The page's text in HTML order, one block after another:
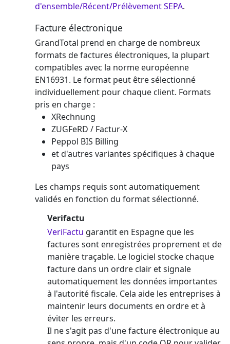
d'ensemble/Récent/Prélèvement SEPA.
Facture électronique
GrandTotal prend en charge de nombreux
formats de factures électroniques, la plupart
compatibles avec la norme européenne
EN16931. Le format peut être sélectionné
individuellement pour chaque client. Formats
pris en charge :
XRechnung
ZUGFeRD / Factur-X
Peppol BIS Billing
et d'autres variantes spécifiques à chaque
pays
Les champs requis sont automatiquement
validés en fonction du format sélectionné.
Verifactu
VeriFactu garantit en Espagne que les
factures sont enregistrées proprement et de
manière traçable. Le logiciel stocke chaque
facture dans un ordre clair et signale
automatiquement les données importantes
à l'autorité fiscale. Cela aide les entreprises à
maintenir leurs documents en ordre et à
éviter les erreurs.
Il ne s'agit pas d'une facture électronique au